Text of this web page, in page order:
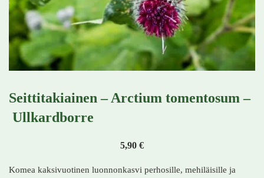
Seittitakiainen – Arctium tomentosum –
Ullkardborre
5,90 €
Komea kaksivuotinen luonnonkasvi perhosille, mehiläisille ja